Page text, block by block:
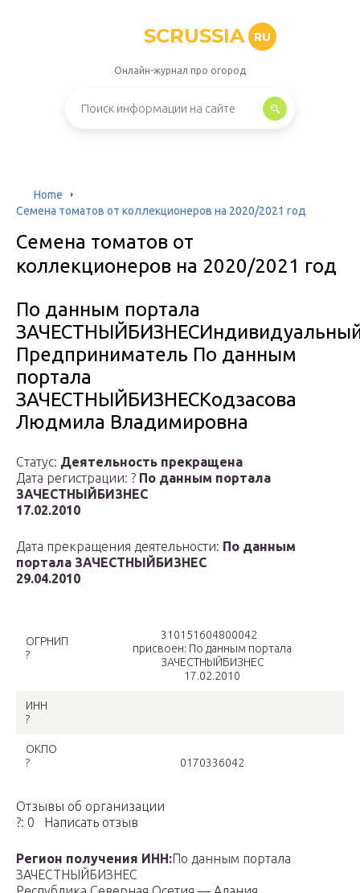
SCRUSSIA RU
Онлайн-журнал про огород
Home
Семена томатов от коллекционеров на 2020/2021 год
Семена томатов от
коллекционеров на 2020/2021 год
По данным портала
Предприниматель По данным
портала
ЗАЧЕСТНЫЙБИЗНЕСКодзасова
Людмила Владимировна
Статус: Деятельность прекращена
Дата регистрации: ? По данным портала
ЗАЧЕСТНЫЙБИЗНЕС
17.02.2010
Дата прекращения деятельности: По данным
портала ЗАЧЕСТНЫЙБИЗНЕС
29.04.2010
ОГРНИП
?
310151604800042
присвоен: По данным портала
ЗАЧЕСТНЫЙБИЗНЕС
17.02.2010
ИНН
?
ОКПО
?
0170336042
Отзывы об организации
?: 0 Написать отзыв
Регион получения ИНН:По данным портала
ЗАЧЕСТНЫЙБИЗНЕС